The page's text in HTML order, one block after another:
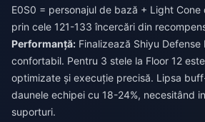
E0S0 = personajul de bază + Light
prin cele 121-133 încercări din
Performanță: Finalizează Shiyu Defense
confortabil. Pentru 3 stele la Floor 12
optimizate și execuție precisă. Lipsa
daunele echipei cu 18-24%, necesitând
suporturi.